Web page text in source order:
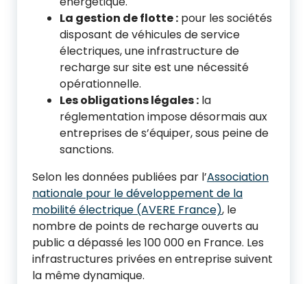
La gestion de flotte : pour les sociétés
disposant de véhicules de service
électriques, une infrastructure de
recharge sur site est une nécessité
opérationnelle.
Les obligations légales : la
réglementation impose désormais aux
entreprises de s’équiper, sous peine de
sanctions.
Selon les données publiées par l’Association
nationale pour le développement de la
mobilité électrique (AVERE France), le
nombre de points de recharge ouverts au
public a dépassé les 100 000 en France. Les
infrastructures privées en entreprise suivent
la même dynamique.